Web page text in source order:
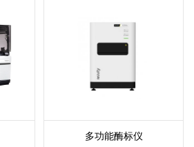
多功能酶标仪